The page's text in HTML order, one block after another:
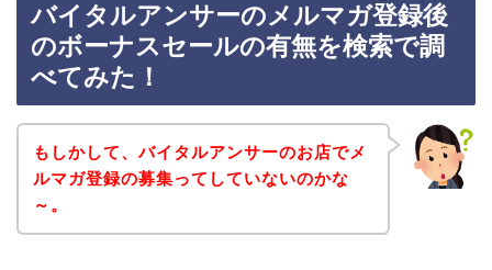
バイタルアンサーのメルマガ登録後
のボーナスセールの有無を検索で調
べてみた！
もしかして、バイタルアンサーのお店でメ
ルマガ登録の募集ってしていないのかな
～。